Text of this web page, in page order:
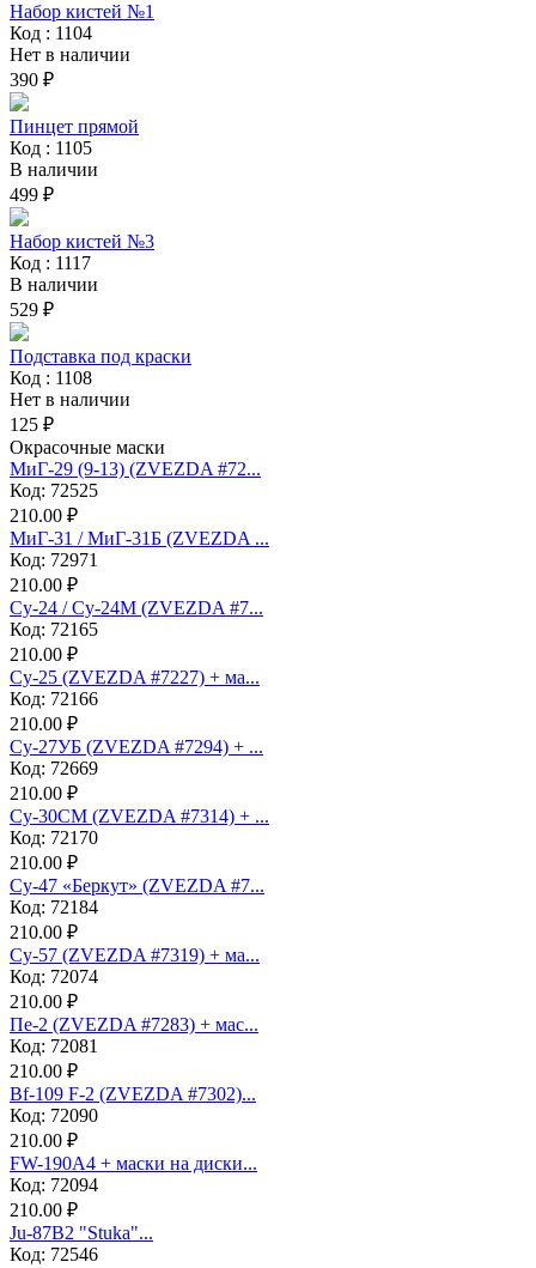
Набор кистей №1
Код : 1104
Нет в наличии
390 ₽
Пинцет прямой
Код : 1105
В наличии
499 ₽
Набор кистей №3
Код : 1117
В наличии
529 ₽
Подставка под краски
Код : 1108
Нет в наличии
125 ₽
Окрасочные маски
МиГ-29 (9-13) (ZVEZDA #72...
Код: 72525
210.00 ₽
МиГ-31 / МиГ-31Б (ZVEZDA ...
Код: 72971
210.00 ₽
Су-24 / Су-24М (ZVEZDA #7...
Код: 72165
210.00 ₽
Су-25 (ZVEZDA #7227) + ма...
Код: 72166
210.00 ₽
Су-27УБ (ZVEZDA #7294) + ...
Код: 72669
210.00 ₽
Су-30СМ (ZVEZDA #7314) + ...
Код: 72170
210.00 ₽
Су-47 «Беркут» (ZVEZDA #7...
Код: 72184
210.00 ₽
Су-57 (ZVEZDA #7319) + ма...
Код: 72074
210.00 ₽
Пе-2 (ZVEZDA #7283) + мас...
Код: 72081
210.00 ₽
Bf-109 F-2 (ZVEZDA #7302)...
Код: 72090
210.00 ₽
FW-190A4 + маски на диски...
Код: 72094
210.00 ₽
Ju-87B2 "Stuka"...
Код: 72546